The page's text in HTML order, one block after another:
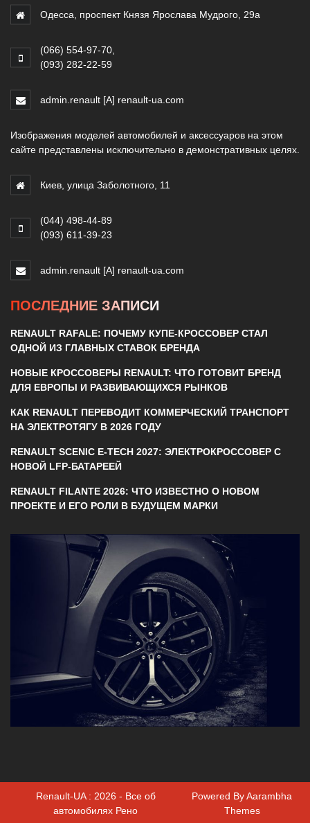
Одесса, проспект Князя Ярослава Мудрого, 29а
(066) 554-97-70
(093) 282-22-59
admin.renault [A] renault-ua.com
Изображения моделей автомобилей и аксессуаров на этом
сайте представлены исключительно в демонстративных целях.
Киев, улица Заболотного, 11
(044) 498-44-89
(093) 611-39-23
admin.renault [A] renault-ua.com
ПОСЛЕДНИЕ ЗАПИСИ
RENAULT RAFALE: ПОЧЕМУ КУПЕ-КРОССОВЕР СТАЛ
ОДНОЙ ИЗ ГЛАВНЫХ СТАВОК БРЕНДА
НОВЫЕ КРОССОВЕРЫ RENAULT: ЧТО ГОТОВИТ БРЕНД
ДЛЯ ЕВРОПЫ И РАЗВИВАЮЩИХСЯ РЫНКОВ
КАК RENAULT ПЕРЕВОДИТ КОММЕРЧЕСКИЙ ТРАНСПОРТ
НА ЭЛЕКТРОТЯГУ В 2026 ГОДУ
RENAULT SCENIC E-TECH 2027: ЭЛЕКТРОКРОССОВЕР С
НОВОЙ LFP-БАТАРЕЕЙ
RENAULT FILANTE 2026: ЧТО ИЗВЕСТНО О НОВОМ
ПРОЕКТЕ И ЕГО РОЛИ В БУДУЩЕМ МАРКИ
Renault-UA : 2026 - Все об
автомобилях Рено
Powered ByAarambha
Themes